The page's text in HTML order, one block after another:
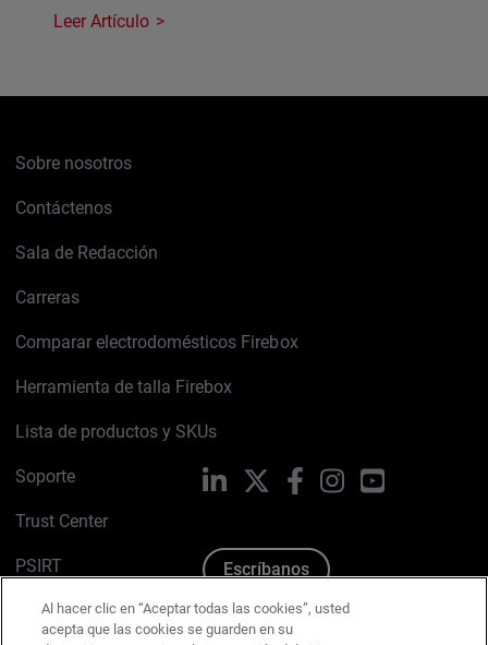
Leer Artículo
Sobre nosotros
Contáctenos
Sala de Redacción
Carreras
Comparar electrodomésticos Firebox
Herramienta de talla Firebox
Lista de productos y SKUs
Soporte
Trust Center
PSIRT
Política de cookies
LinkedIn FacebookInstagramYouTube
Escríbanos
Al hacer clic en “Aceptar todas las cookies”, usted
acepta que las cookies se guarden en su